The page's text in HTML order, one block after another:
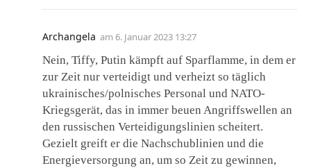
Archangela am 6. Januar 2023 13:27
Nein, Tiffy, Putin kämpft auf Sparflamme, in dem er
zur Zeit nur verteidigt und verheizt so täglich
ukrainisches/polnisches Personal und NATO-
Kriegsgerät, das in immer beuen Angriffswellen an
den russischen Verteidigungslinien scheitert.
Gezielt greift er die Nachschublinien und die
Energieversorgung an, um so Zeit zu gewinnen,